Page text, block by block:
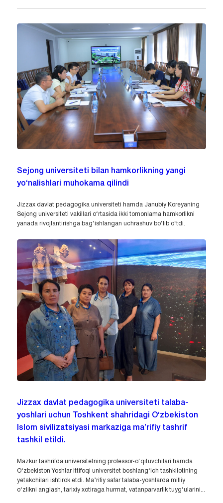
Sejong universiteti bilan hamkorlikning yangi
yo‘nalishlari muhokama qilindi
Jizzax davlat pedagogika universiteti hamda Janubiy Koreyaning
Sejong universiteti vakillari o‘rtasida ikki tomonlama hamkorlikni
yanada rivojlantirishga bag‘ishlangan uchrashuv bo‘lib o‘tdi.
Jizzax davlat pedagogika universiteti talaba-
yoshlari uchun Toshkent shahridagi O‘zbekiston
Islom sivilizatsiyasi markaziga ma’rifiy tashrif
tashkil etildi.
Mazkur tashrifda universitetning professor-o‘qituvchilari hamda
O‘zbekiston Yoshlar ittifoqi universitet boshlang‘ich tashkilotining
yetakchilari ishtirok etdi. Ma’rifiy safar talaba-yoshlarda milliy
o‘zlikni anglash, tarixiy xotiraga hurmat, vatanparvarlik tuyg‘ularini...